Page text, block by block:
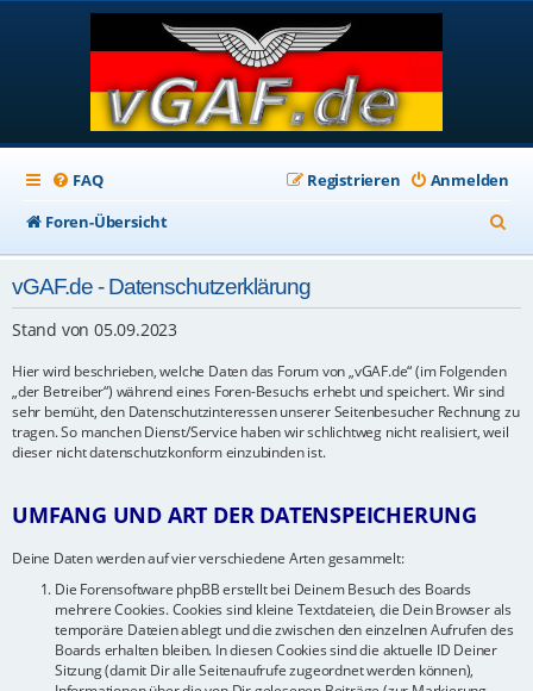
FAQ Anmelden
Registrieren
Foren-Übersicht
u
vGAF.de - Datenschutzerklärung
Stand von 05.09.2023
Hier wird beschrieben, welche Daten das Forum von „vGAF.de“ (im Folgenden
„der Betreiber“) während eines Foren-Besuchs erhebt und speichert. Wir sind
sehr bemüht, den Datenschutzinteressen unserer Seitenbesucher Rechnung zu
tragen. So manchen Dienst/Service haben wir schlichtweg nicht realisiert, weil
dieser nicht datenschutzkonform einzubinden ist.
UMFANG UND ART DER DATENSPEICHERUNG
Deine Daten werden auf vier verschiedene Arten gesammelt:
Die Forensoftware phpBB erstellt bei Deinem Besuch des Boards
mehrere Cookies. Cookies sind kleine Textdateien, die Dein Browser als
temporäre Dateien ablegt und die zwischen den einzelnen Aufrufen des
Boards erhalten bleiben. In diesen Cookies sind die aktuelle ID Deiner
Sitzung (damit Dir alle Seitenaufrufe zugeordnet werden können),